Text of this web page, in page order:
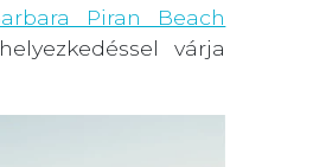
Piran Beach
várja